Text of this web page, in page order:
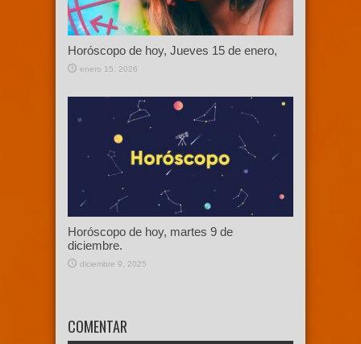
Horóscopo de hoy, Jueves 15 de enero,
enero 15, 2026
Horóscopo de hoy, martes 9 de
diciembre.
diciembre 9, 2025
COMENTAR